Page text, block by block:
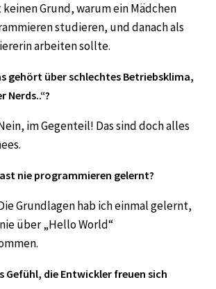
Grund, warum ein Mädchen
studieren, und danach als
arbeiten sollte.
gehört über schlechtes Betriebsklima,
Nerds..“?
im Gegenteil! Das sind doch alles
nie programmieren gelernt?
Grundlagen hab ich einmal gelernt,
über „Hello World“
Gefühl, die Entwickler freuen sich